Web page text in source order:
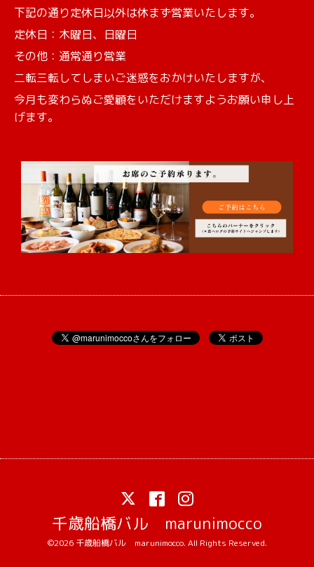
下記の通り定休日以外は休まず営業いたします。
定休日：木曜日、日曜日
その他：通常通り営業
二転三転してしまいご迷惑をおかけいたしますが、
今月も変わらぬご愛顧をいただけますようお願い申し上
げます。
千歳船橋バル marunimocco
©2026 千歳船橋バル marunimocco. All Rights Reserved.